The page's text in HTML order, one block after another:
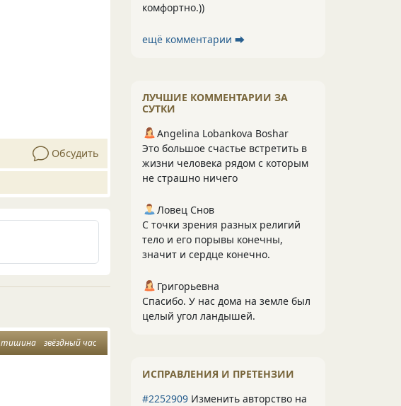
Обсудить
тишина звёздный час
комфортно.))
ещё комментарии ⮕
ЛУЧШИЕ КОММЕНТАРИИ ЗА
СУТКИ
Angelina Lobankova Boshar
Это большое счастье встретить в
жизни человека рядом с которым
не страшно ничего
Ловец Снов
С точки зрения разных религий
тело и его порывы конечны,
значит и сердце конечно.
Григорьевна
Спасибо. У нас дома на земле был
целый угол ландышей.
ИСПРАВЛЕНИЯ И ПРЕТЕНЗИИ
#2252909 Изменить авторство на